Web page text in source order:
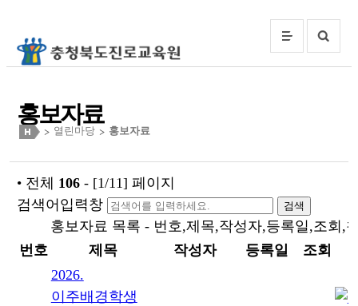
홍보자료
열린마당 홍보자료
• 전체 106- [1/11] 페이지
검색어입력창
검색
홍보자료 목록 - 번호,제목,작성자,등록일,조회,
번호
제목 작성자 등록일 조회
2026.
이주배경학생